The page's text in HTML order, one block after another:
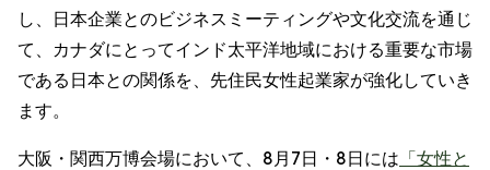
し、日本企業とのビジネスミーティングや文化交流を通じ
て、カナダにとってインド太平洋地域における重要な市場
である日本との関係を、先住民女性起業家が強化していき
ます。
大阪・関西万博会場において、8月7日・8日には 「女性と